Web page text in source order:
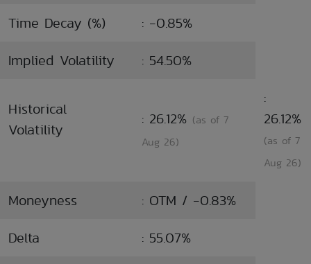
Time Decay (%)
: -0.85%
Implied Volatility
: 54.50%
Historical
Volatility
: 26.12% (as of 7
Aug 26)
:
26.12%
(as of 7
Aug 26)
Moneyness
: OTM / -0.83%
Delta
: 55.07%